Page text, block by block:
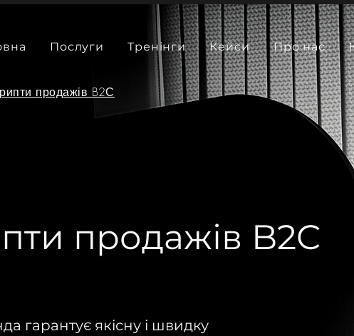
Послуги Тренінги Кейси Про нас
продажів B2С
продажів B2C
гарантує якісну і швидку